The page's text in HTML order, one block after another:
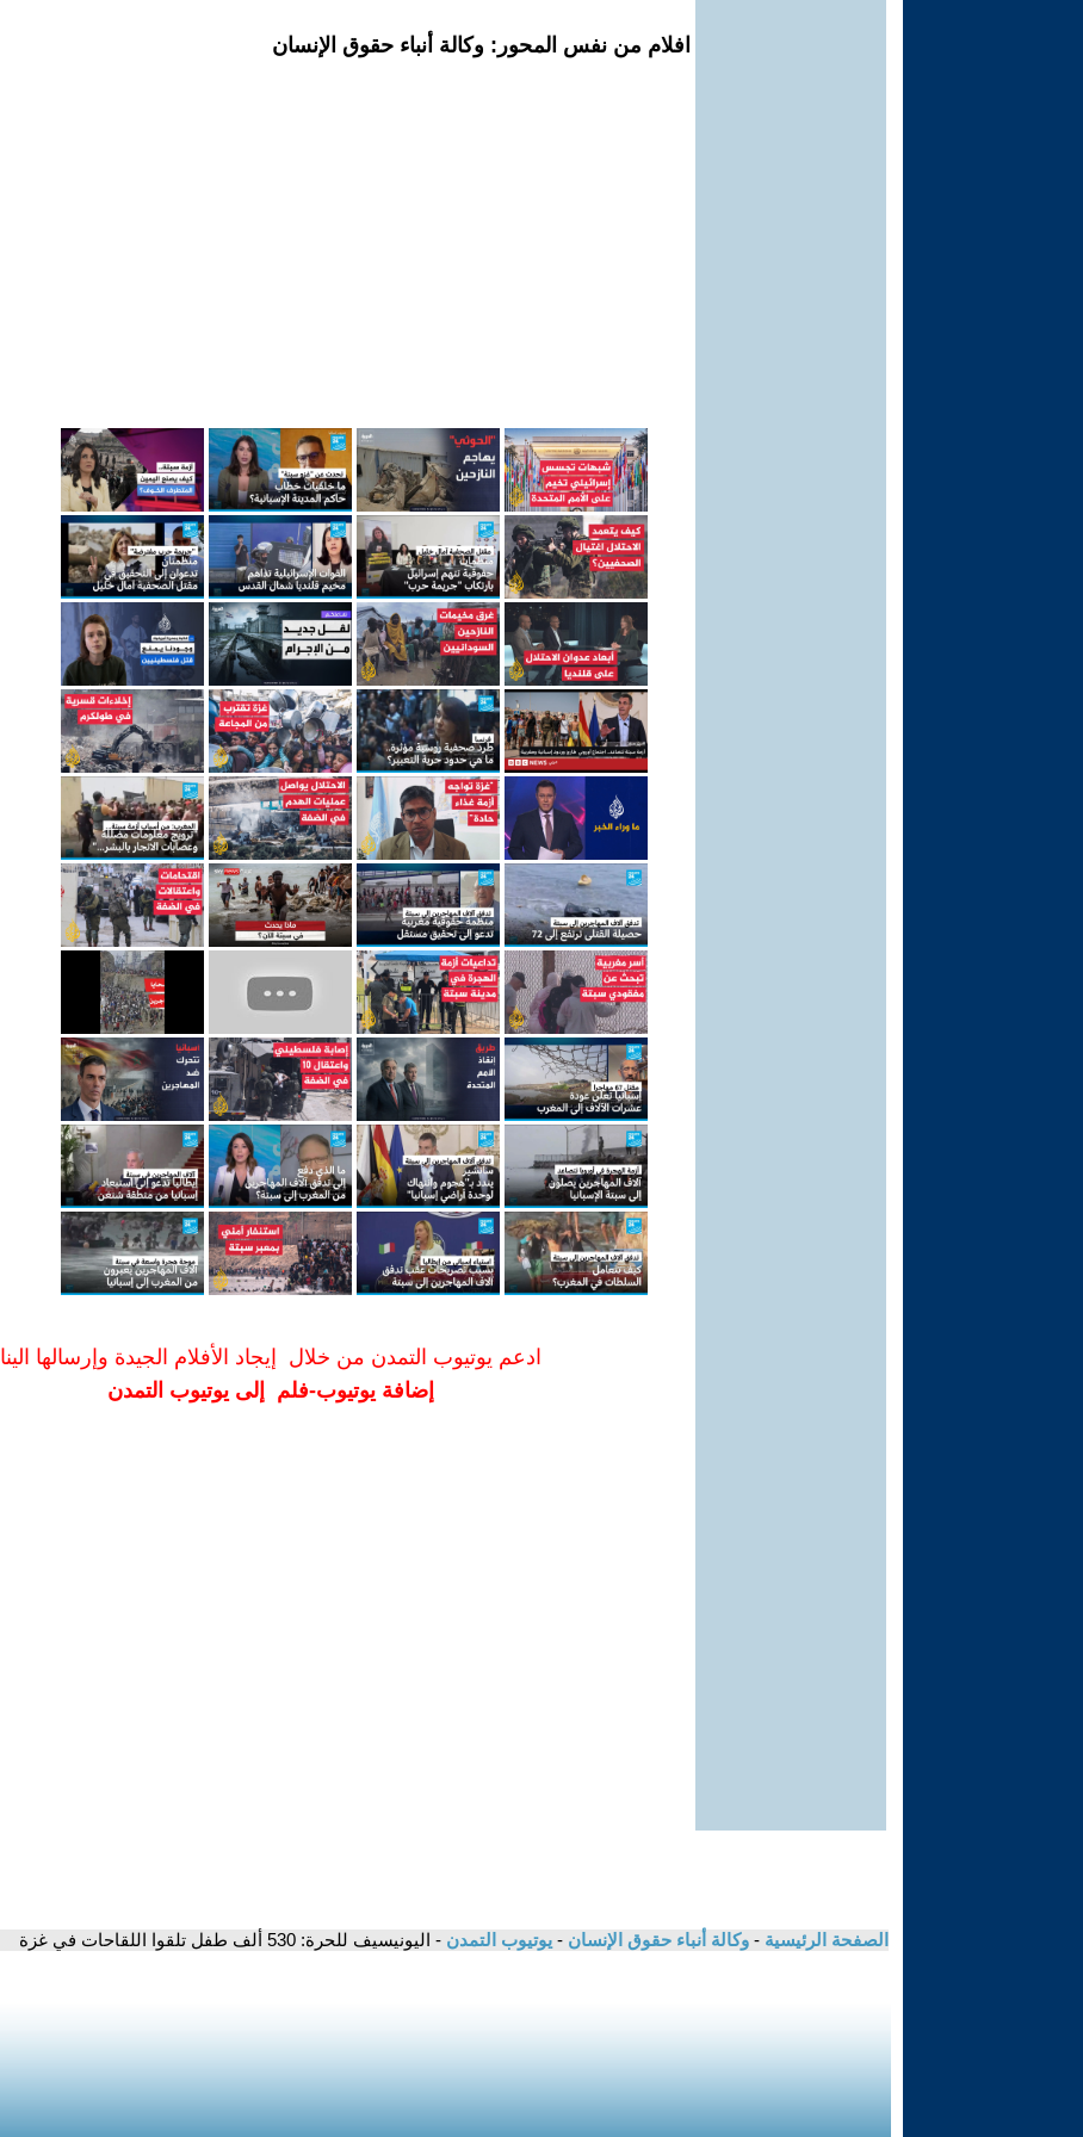
افلام من نفس المحور: وكالة أنباء حقوق الإنسان
ادعم يوتيوب التمدن من خلال إيجاد الأفلام الجيدة وإرسالها الينا
إضافة يوتيوب-فلم إلى يوتيوب التمدن
الصفحة الرئيسية - وكالة أنباء حقوق الإنسان - يوتيوب التمدن - اليونيسيف للحرة: 530 ألف طفل تلقوا اللقاحات في غزة